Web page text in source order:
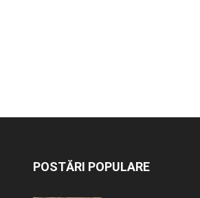
POSTĂRI POPULARE